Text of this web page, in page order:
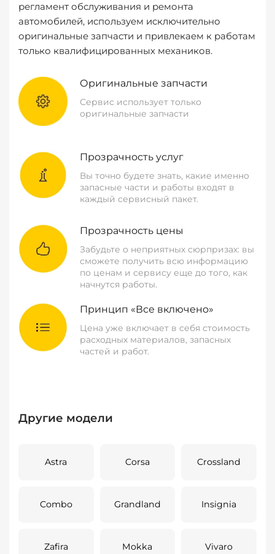
регламент обслуживания и ремонта
автомобилей, используем исключительно
оригинальные запчасти и привлекаем к работам
только квалифицированных механиков.
Оригинальные запчасти
Сервис использует только
оригинальные запчасти
Прозрачность услуг
Вы точно будете знать, какие именно
запасные части и работы входят в
каждый сервисный пакет.
Прозрачность цены
Забудьте о неприятных сюрпризах: вы
сможете получить всю информацию
по ценам и сервису еще до того, как
начнутся работы.
Принцип «Все включено»
Цена уже включает в себя стоимость
расходных материалов, запасных
частей и работ.
Другие модели
Astra Corsa Crossland
Combo Grandland Insignia
Zafira Mokka Vivaro